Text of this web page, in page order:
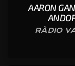
AARON
RÀDIO